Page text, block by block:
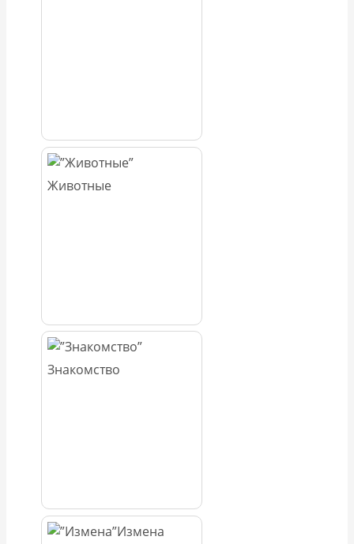
Животные
Знакомство
Измена